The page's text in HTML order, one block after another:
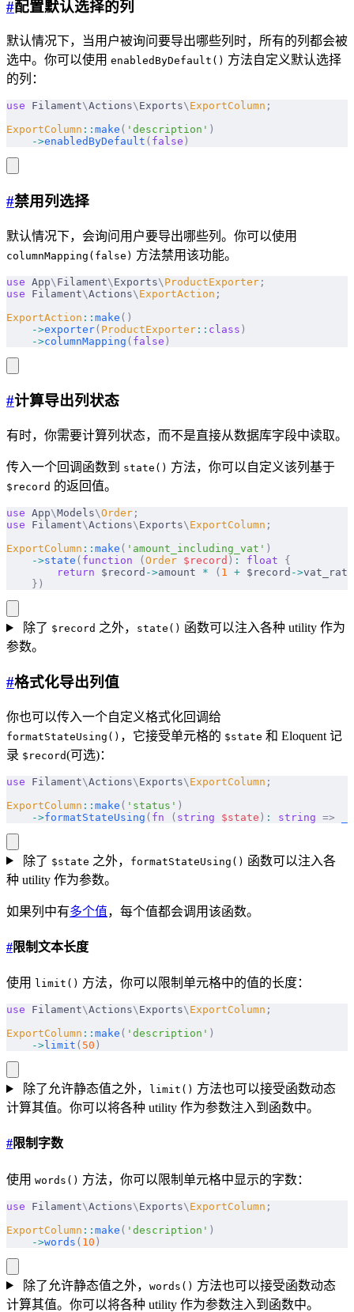
#配置默认选择的列
默认情况下，当用户被询问要导出哪些列时，所有的列都会被
选中。你可以使用 enabledByDefault() 方法自定义默认选择
的列：
use Filament\Actions\ Exports\ ExportColumn ;
ExportColumn :: make ( 'description' )
    ->
enabledByDefault ( false )
#禁用列选择
默认情况下，会询问用户要导出哪些列。你可以使用
columnMapping(false) 方法禁用该功能。
use App\ Filament\ Exports\ ProductExporter ;
use Filament\Actions\ ExportAction ;
ExportAction :: make ()
    ->
exporter( ProductExporter :: class )
    ->
columnMapping ( false )
#计算导出列状态
有时，你需要计算列状态，而不是直接从数据库字段中读取。
传入一个回调函数到 state() 方法，你可以自定义该列基于
$record 的返回值。
use App\Models\Order ;
use Filament\Actions\ Exports\ ExportColumn ;
ExportColumn :: make ( 'amount_including_vat' )
    ->
state ( function ( Order $ record ) : float {
        return
$record ->amount * ( 1 + $record ->vat_rate
    })
除了 $record 之外， state() 函数可以注入各种 utility 作为
参数。
#格式化导出列值
你也可以传入一个自定义格式化回调给
formatStateUsing() ，它接受单元格的 $state 和 Eloquent 记
录 $record(可选)：
use Filament\Actions\ Exports\ ExportColumn ;
ExportColumn :: make ( 'status' )
    ->
formatStateUsing ( fn ( string $state ) : string =>
除了 $state 之外， formatStateUsing() 函数可以注入各
种 utility 作为参数。
如果列中有多个值，每个值都会调用该函数。
#限制文本长度
使用 limit() 方法，你可以限制单元格中的值的长度：
use Filament\Actions\ Exports\ ExportColumn ;
ExportColumn :: make ( 'description' )
    ->
limit ( 50 )
除了允许静态值之外， limit() 方法也可以接受函数动态
计算其值。你可以将各种 utility 作为参数注入到函数中。
#限制字数
使用 words() 方法，你可以限制单元格中显示的字数：
use Filament\Actions\ Exports\ ExportColumn ;
ExportColumn :: make ( 'description' )
    ->
words ( 10 )
除了允许静态值之外， words() 方法也可以接受函数动态
计算其值。你可以将各种 utility 作为参数注入到函数中。